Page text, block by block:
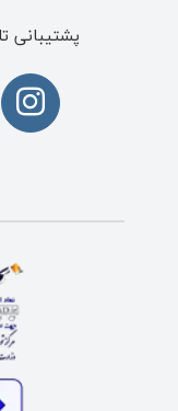
پشتیبانی